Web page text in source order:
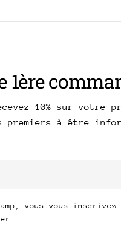
1ère
10% sur votre
premiers à être
vous vous inscrivez